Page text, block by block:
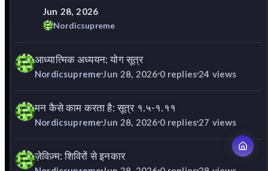
Jun 28, 2026
Nordicsupreme
आध्यात्मिक अध्ययन: योग सूत्र
Nordicsupreme Jun 28, 20260 replies 24 views
मन कैसे काम करता है: सूत्र १.५-१.११
Nordicsupreme Jun 28, 20260 replies 27 views
ज़ेविज़्म: शिविरों से इनकार